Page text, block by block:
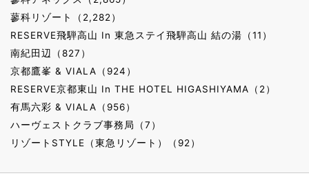
蓼科リゾート（2,282）
RESERVE飛騨高山 In 東急ステイ飛騨高山 結の湯（11）
南紀田辺（827）
京都鷹峯 & VIALA（924）
RESERVE京都東山 In THE HOTEL HIGASHIYAMA（2）
有馬六彩 & VIALA（956）
ハーヴェストクラブ事務局（7）
リゾートSTYLE（東急リゾート）（92）